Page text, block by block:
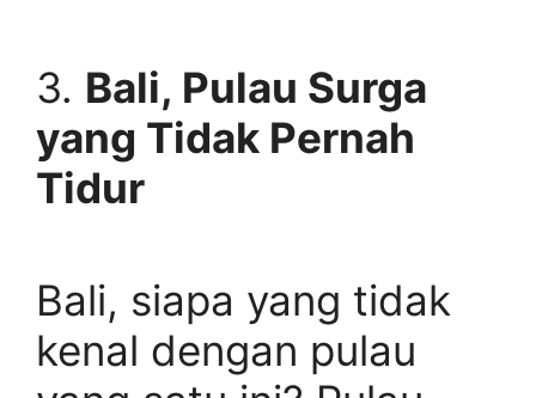
3. Bali, Pulau Surga
yang Tidak Pernah
Tidur
Bali, siapa yang tidak
kenal dengan pulau